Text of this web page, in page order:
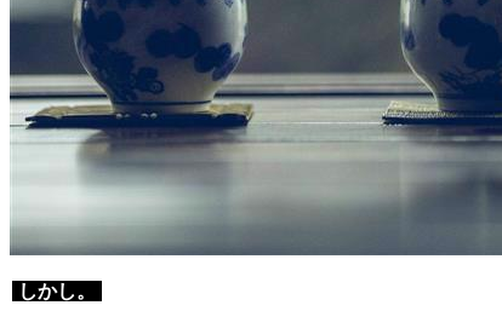
しかし。